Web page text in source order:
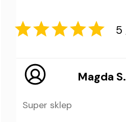
Magda S.
Super sklep